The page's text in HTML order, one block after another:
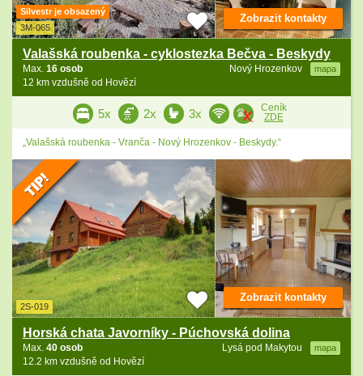
Silvestr je obsazený
3M-065
Valašská roubenka - cyklostezka Bečva - Beskydy
Nový Hrozenkov mapa
Max. 16 osob
12 km vzdušně od Hovězí
Zobrazit kontakty
5x 2x 3x
Ceník
ZDE
„Valašská roubenka - Vranča - Nový Hrozenkov - Beskydy.“
2S-019
Horská chata Javorníky - Púchovská dolina
Lysá pod Makytou mapa
Max. 40 osob
12.2 km vzdušně od Hovězí
Zobrazit kontakty